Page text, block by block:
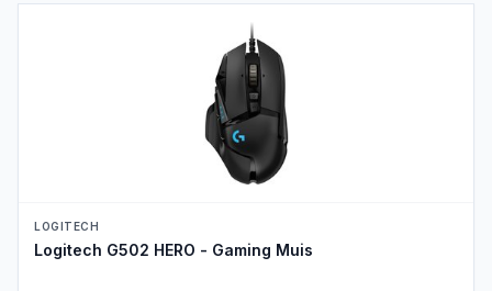
PRODUCTBEELD
LOGITECH
Logitech G502 HERO - Gaming Muis